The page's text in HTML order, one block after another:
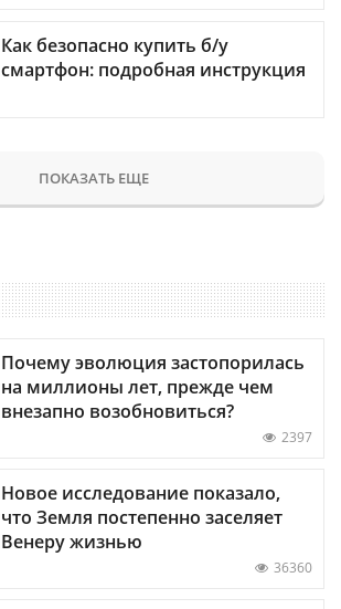
Как безопасно купить б/у
смартфон: подробная инструкция
ПОКАЗАТЬ ЕЩЕ
Почему эволюция застопорилась
на миллионы лет, прежде чем
внезапно возобновиться?
2397
Новое исследование показало,
что Земля постепенно заселяет
Венеру жизнью
36360